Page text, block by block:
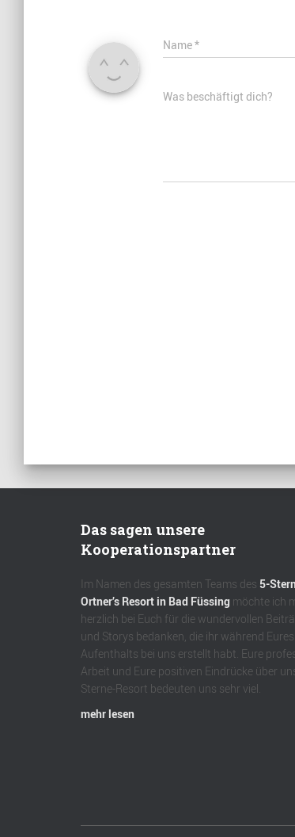
Name*
Was beschäftigt dich?
Das sagen unsere
Kooperationspartner
Im Namen des gesamten Teams des 5-
Ortner’s Resort in Bad Füssing möchte ich
herzlich bei Euch für die wundervollen
und Storys bedanken, die ihr während Eures
Aufenthalts bei uns erstellt habt. Eure
Arbeit und Eure positiven Eindrücke über
Sterne-Resort bedeuten uns sehr viel.
mehr lesen